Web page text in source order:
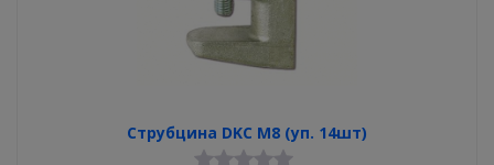
Струбцина DKC М8 (уп. 14шт)